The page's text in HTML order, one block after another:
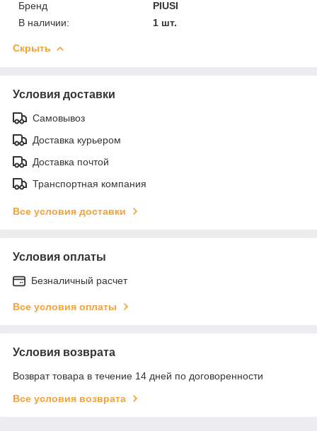
Бренд
PIUSI
В наличии:
1 шт.
Скрыть
Условия доставки
Самовывоз
Доставка курьером
Доставка почтой
Транспортная компания
Все условия доставки
Условия оплаты
Безналичный расчет
Все условия оплаты
Условия возврата
Возврат товара в течение 14 дней по договоренности
Все условия возврата